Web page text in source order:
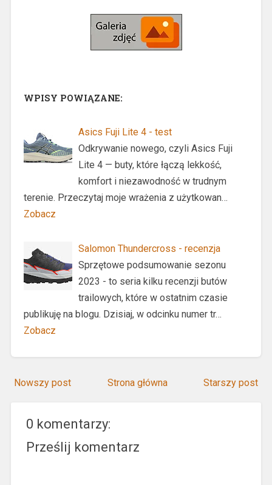
WPISY POWIĄZANE:
Asics Fuji Lite 4 - test
Odkrywanie nowego, czyli Asics Fuji
Lite 4 — buty, które łączą lekkość,
komfort i niezawodność w trudnym
terenie. Przeczytaj moje wrażenia z użytkowan…
Zobacz
Salomon Thundercross - recenzja
Sprzętowe podsumowanie sezonu
2023 - to seria kilku recenzji butów
trailowych, które w ostatnim czasie
publikuję na blogu. Dzisiaj, w odcinku numer tr…
Zobacz
Nowszy post Starszy post
Strona główna
0 komentarzy:
Prześlij komentarz